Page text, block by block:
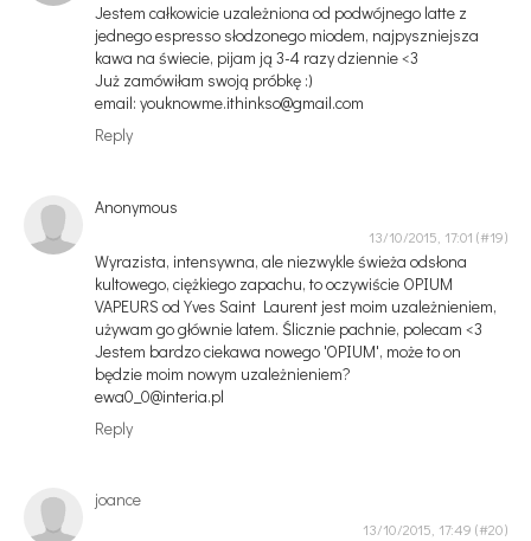
Jestem całkowicie uzależniona od podwójnego latte z
jednego espresso słodzonego miodem, najpyszniejsza
kawa na świecie, pijam ją 3-4 razy dziennie <3
Już zamówiłam swoją próbkę :)
email: youknowme.ithinkso@gmail.com
Reply
Anonymous
13/10/2015, 17:01
Wyrazista, intensywna, ale niezwykle świeża odsłona
kultowego, ciężkiego zapachu, to oczywiście OPIUM
VAPEURS od Yves Saint Laurent jest moim uzależnieniem,
używam go głównie latem. Ślicznie pachnie, polecam <3
Jestem bardzo ciekawa nowego 'OPIUM', może to on
będzie moim nowym uzależnieniem?
ewa0_0@interia.pl
Reply
joance
13/10/2015, 17:49